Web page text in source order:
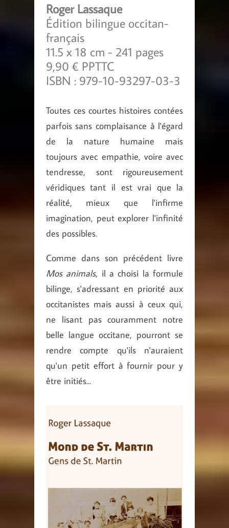
Roger Lassaque
Édition bilingue occitan-
français
11.5 x 18 cm - 241 pages
9,90 € PPTTC
ISBN : 979-10-93297-03-3
Toutes ces courtes histoires contées
parfois sans complaisance à l'égard
de la nature humaine mais
toujours avec empathie, voire avec
tendresse, sont rigoureusement
véridiques tant il est vrai que la
réalité, mieux que l'infirme
imagination, peut explorer l'infinité
des possibles.
Comme dans son précédent livre
Mos animals, il a choisi la formule
bilinge, s'adressant en priorité aux
occitanistes mais aussi à ceux qui,
ne lisant pas couramment notre
belle langue occitane, pourront se
rendre compte qu'ils n'auraient
qu'un petit effort à fournir pour y
être initiés...